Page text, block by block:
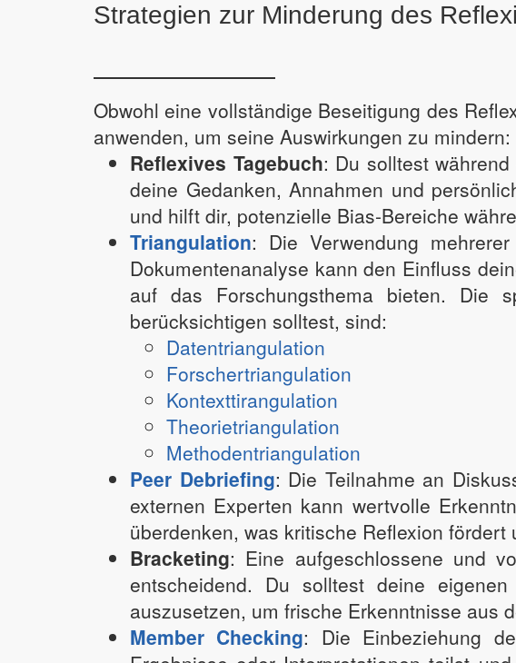
Strategien zur Minderung des
Obwohl eine vollständige Beseitigung des
anwenden, um seine Auswirkungen zu mindern:
Reflexives Tagebuch: Du solltest
deine Gedanken, Annahmen und
und hilft dir, potenzielle Bias-Bereiche
Triangulation: Die Verwendung
Dokumentenanalyse kann den Einfluss
auf das Forschungsthema bieten. Die
berücksichtigen solltest, sind:
Datentriangulation
Forschertriangulation
Kontexttirangulation
Theorietriangulation
Methodentriangulation
Peer Debriefing: Die Teilnahme an
externen Experten kann wertvolle
überdenken, was kritische Reflexion fördert
Bracketing: Eine aufgeschlossene und
entscheidend. Du solltest deine
auszusetzen, um frische Erkenntnisse aus
Member Checking: Die Einbeziehung